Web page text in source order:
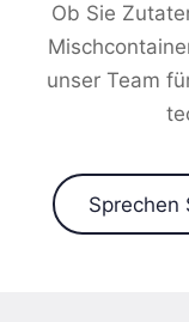
Ob Sie
unser Team
Sprechen